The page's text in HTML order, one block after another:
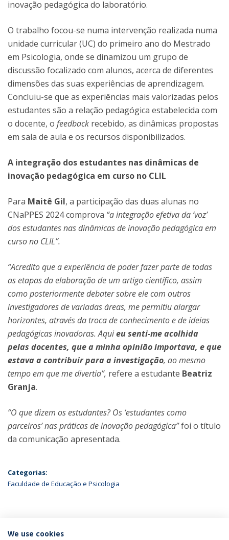
inovação pedagógica do laboratório.
O trabalho focou-se numa intervenção realizada numa
unidade curricular (UC) do primeiro ano do Mestrado
em Psicologia, onde se dinamizou um grupo de
discussão focalizado com alunos, acerca de diferentes
dimensões das suas experiências de aprendizagem.
Concluiu-se que as experiências mais valorizadas pelos
estudantes são a relação pedagógica estabelecida com
o docente, o feedback recebido, as dinâmicas propostas
em sala de aula e os recursos disponibilizados.
A integração dos estudantes nas dinâmicas de
inovação pedagógica em curso no CLIL
Para Maitê Gil, a participação das duas alunas no
CNaPPES 2024 comprova “a integração efetiva da ‘voz’
dos estudantes nas dinâmicas de inovação pedagógica em
curso no CLIL”.
“Acredito que a experiência de poder fazer parte de todas
as etapas da elaboração de um artigo científico, assim
como posteriormente debater sobre ele com outros
investigadores de variadas áreas, me permitiu alargar
horizontes, através da troca de conhecimento e de ideias
pedagógicas inovadoras. Aquieu senti-me acolhida
pelas docentes, que a minha opinião importava, e que
estava a contribuir para a investigação, ao mesmo
tempo em que me divertia”, refere a estudante Beatriz
Granja.
“O que dizem os estudantes? Os ‘estudantes como
parceiros’ nas práticas de inovação pedagógica”foi o título
da comunicação apresentada.
Categorias:
Faculdade de Educação e Psicologia
ÚLTIMAS NOTÍCIAS
We use cookies